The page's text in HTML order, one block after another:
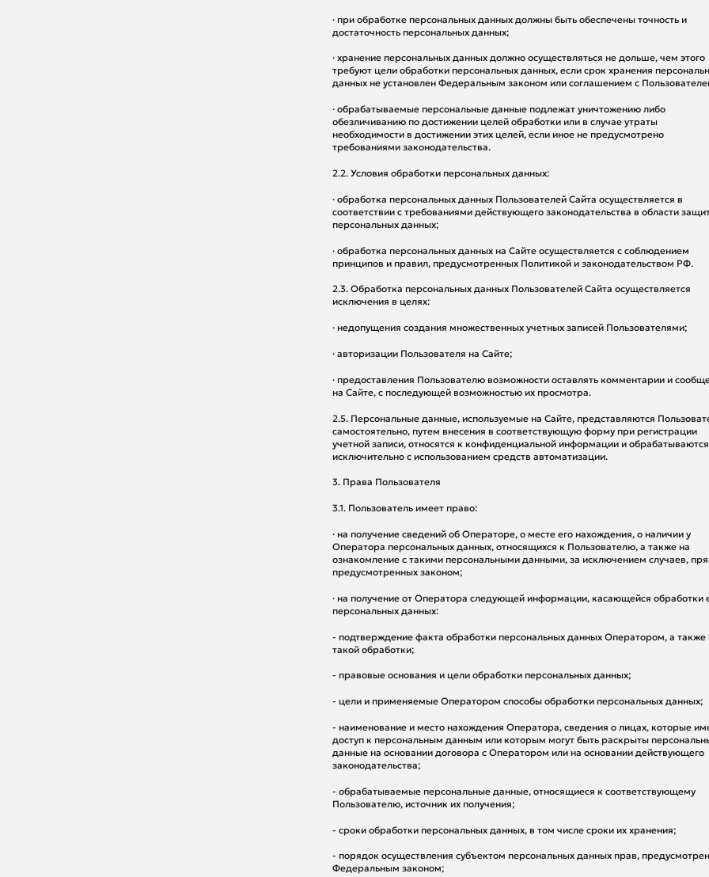
· при обработке персональных данных должны быть обеспечены точность и
достаточность персональных данных;
· хранение персональных данных должно осуществляться не дольше, чем этого
требуют цели обработки персональных данных, если срок хранения
данных не установлен Федеральным законом или соглашением с
· обрабатываемые персональные данные подлежат уничтожению либо
обезличиванию по достижении целей обработки или в случае утраты
необходимости в достижении этих целей, если иное не предусмотрено
требованиями законодательства.
2.2. Условия обработки персональных данных:
· обработка персональных данных Пользователей Сайта осуществляется в
соответствии с требованиями действующего законодательства в области
персональных данных;
· обработка персональных данных на Сайте осуществляется с соблюдением
принципов и правил, предусмотренных Политикой и законодательством РФ.
2.3. Обработка персональных данных Пользователей Сайта осуществляется
исключения в целях:
· недопущения создания множественных учетных записей Пользователями;
· авторизации Пользователя на Сайте;
· предоставления Пользователю возможности оставлять комментарии и
на Сайте, с последующей возможностью их просмотра.
2.5. Персональные данные, используемые на Сайте, представляются
самостоятельно, путем внесения в соответствующую форму при регистрации
учетной записи, относятся к конфиденциальной информации и обрабатываются
исключительно с использованием средств автоматизации.
3. Права Пользователя
3.1. Пользователь имеет право:
· на получение сведений об Операторе, о месте его нахождения, о наличии у
Оператора персональных данных, относящихся к Пользователю, а также на
ознакомление с такими персональными данными, за исключением случаев,
предусмотренных законом;
· на получение от Оператора следующей информации, касающейся обработки
персональных данных:
- подтверждение факта обработки персональных данных Оператором, а также
такой обработки;
- правовые основания и цели обработки персональных данных;
- цели и применяемые Оператором способы обработки персональных данных;
- наименование и место нахождения Оператора, сведения о лицах, которые
доступ к персональным данным или которым могут быть раскрыты
данные на основании договора с Оператором или на основании действующего
законодательства;
- обрабатываемые персональные данные, относящиеся к соответствующему
Пользователю, источник их получения;
- сроки обработки персональных данных, в том числе сроки их хранения;
- порядок осуществления субъектом персональных данных прав,
Федеральным законом;